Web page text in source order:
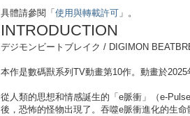
具體請參閱「 使用與轉載許可」。
INTRODUCTION
デジモンビートブレイク / DIGIMON
本作是數碼獸系列TV動畫第10作。動畫於
從人類的思想和情感誕生的「e脈衝」（e-
後，恐怖的怪物出現了。吞噬e脈衝進化的生